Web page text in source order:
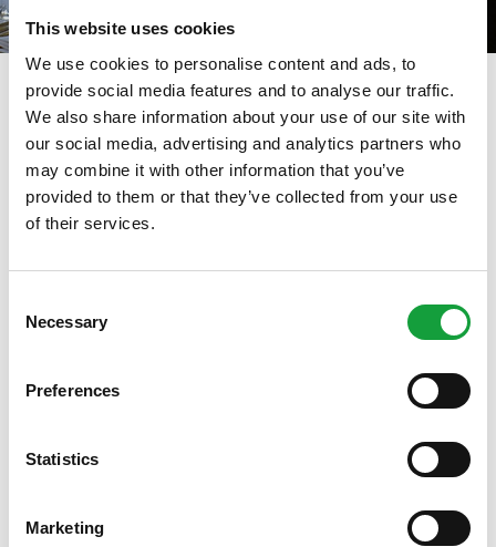
This website uses cookies
We use cookies to personalise content and ads, to
provide social media features and to analyse our traffic.
We also share information about your use of our site with
our social media, advertising and analytics partners who
may combine it with other information that you’ve
provided to them or that they’ve collected from your use
of their services.
Selection
Necessary
Preferences
Statistics
Marketing
tag directory > rosè
rosè
Di seguito tutti i contenuti taggati con: rosè
ISCRIVITI ALLA NEWSLETTER
Resta aggiornato su tutte le ultime novita nel campo